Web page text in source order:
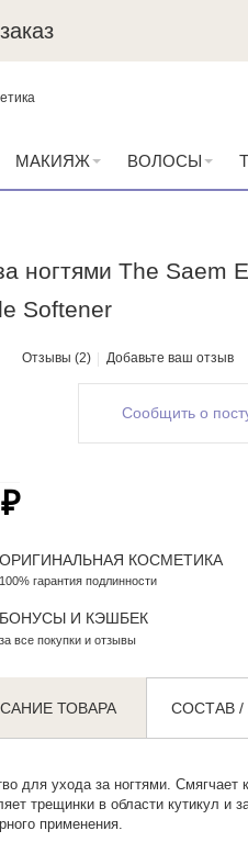
МАКИЯЖ ВОЛОСЫ
ногтями The Saem
Softener
Отзывы (2) Добавьте ваш отзыв
Сообщить о
ОРИГИНАЛЬНАЯ КОСМЕТИКА
100% гарантия подлинности
БОНУСЫ И КЭШБЕК
за все покупки и отзывы
ТОВАРА СОСТАВ /
для ухода за ногтями. Смягчает
трещинки в области кутикул и
применения.